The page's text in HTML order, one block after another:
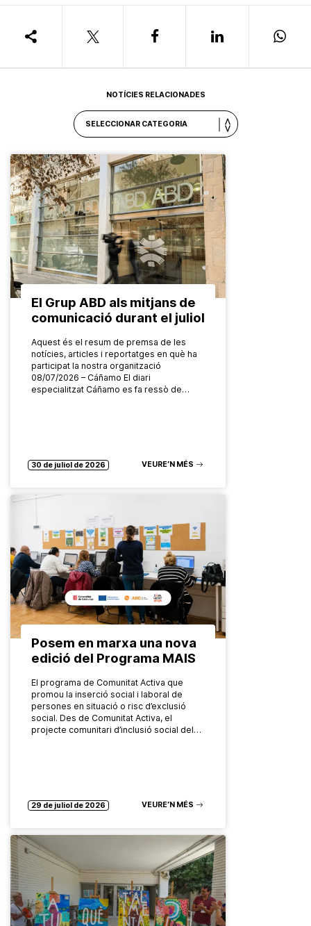
NOTÍCIES RELACIONADES
El Grup ABD als mitjans de
comunicació durant el juliol
Aquest és el resum de premsa de les
notícies, articles i reportatges en què ha
participat la nostra organització
08/07/2026 – Cáñamo El diari
especialitzat Cáñamo es fa ressò de…
30 de juliol de 2026 VEURE’N MÉS
Posem en marxa una nova
edició del Programa MAIS
El programa de Comunitat Activa que
promou la inserció social i laboral de
persones en situació o risc d’exclusió
social. Des de Comunitat Activa, el
projecte comunitari d’inclusió social del…
29 de juliol de 2026 VEURE’N MÉS